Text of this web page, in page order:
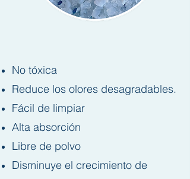
No tóxica
Reduce los olores desagradables.
Fácil de limpiar
Alta absorción
Libre de polvo
Disminuye el crecimiento de